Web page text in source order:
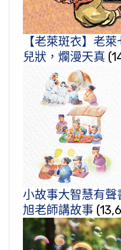
【老萊斑衣】老
兒狀，爛漫天真
小故事大智慧有
旭老師講故事